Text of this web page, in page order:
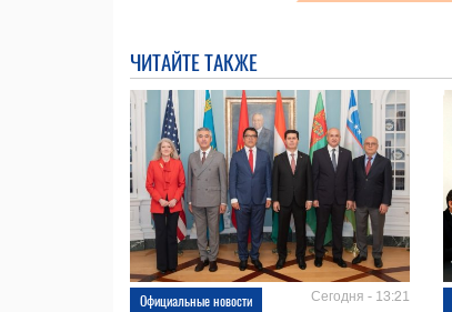
ЧИТАЙТЕ ТАКЖЕ
Официальные новости Сегодня - 13:21